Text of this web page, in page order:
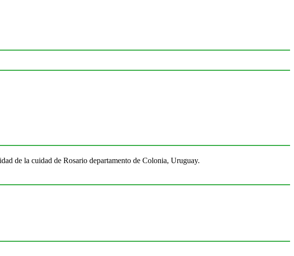
de la cuidad de Rosario departamento de Colonia, Uruguay.